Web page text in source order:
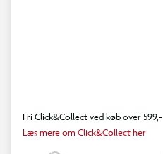
Fri Click&Collect ved køb over 599,-
Læs mere om Click&Collect her